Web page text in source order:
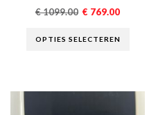
€1099.00 € 769.00
OPTIES SELECTEREN